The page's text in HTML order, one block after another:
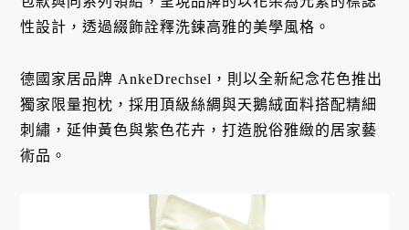
性設計，透過綴飾詮釋洗鍊高雅的美學風格。
德國家居品牌 AnkeDrechsel，則以全新紀念花色推出
獨家限量抱枕，採用頂級絲綢與天鵝絨面料搭配精細
刺繡，延伸黃色與紫色花卉，打造脫俗雅緻的居家藝
術品。